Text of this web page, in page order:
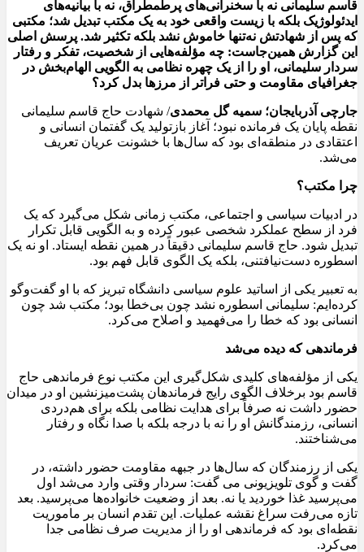
قاسم سلیمانی نه با سخنرانی‌های پرطمطراق، نه با بیانیه‌های
ایدئولوژیک بلکه با زیست واقعی خود به یک مکتب تبدیل شد؛ مکتبی
که پس از شهادتش نه‌تنها خاموش نشد بلکه تکثیر شد. پرسش اصلی
این گزارش همین‌جاست: چه مؤلفه‌هایی از شخصیت، تفکر و رفتار
سردار سلیمانی، او را از یک چهره نظامی به الگویی الهام‌بخش در
جغرافیای مقاومت و حتی فراتر از مرزها بدل کرد؟
جارچی آذربایجان؛ سمیه گل محمدی/ شهادت حاج قاسم سلیمانی
نقطه پایان یک فرمانده نبود؛ آغاز بازتولید یک گفتمان انسانی و
اعتقادی در منطقه‌ای بود که سال‌ها با خشونت عریان تعریف
می‌شد.
چرا مکتب؟
در ادبیات سیاسی و اجتماعی، مکتب زمانی شکل می‌گیرد که یک
فرد از سطح عملکرد شخصی عبور کرده و به الگویی قابل تکرار
تبدیل شود. حاج قاسم سلیمانی دقیقاً در همین نقطه ایستاد. او نه یک
اسطوره دست‌نیافتنی، بلکه یک الگوی قابل فهم بود.
به تعبیر یکی از اساتید علوم سیاسی دانشگاه تبریز که با او گفت‌وگو
کرده‌ایم: سلیمانی اسطوره نشد چون بی‌خطا بود؛ مکتب شد چون
انسانی بود که خطا را می‌فهمید و اصلاح می‌کرد.
فرماندهی که دیده می‌شد
یکی از مؤلفه‌های کلیدی شکل‌گیری این مکتب نوع فرماندهی حاج
قاسم بود برخلاف الگوی رایج فرماندهان پشت‌میزنشین او در میدان
حضور داشت نه صرفاً برای هدایت نظامی بلکه برای هم‌دردی
انسانی، رزمندگانش او را نه با درجه بلکه با صدا نگاه و رفتار
می‌شناختند.
یکی از رزمندگان که سال‌ها در جبهه مقاومت حضور داشته، در
گفت و گوی تلویزیونی می گفت: سردار وقتی وارد می‌شد اول
می‌پرسید غذا خوردید یا نه. بعد از وضعیت خانواده‌ها می‌پرسید. بعد
تازه می‌رفت سراغ نقشه عملیات. این تقدم انسان بر ماموریت
نقطه‌ای بود که فرماندهی او را از مدیریت صرف نظامی جدا
می‌کرد.